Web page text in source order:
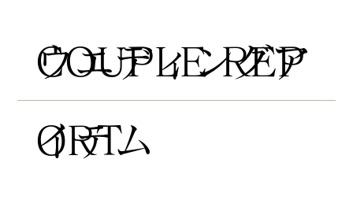
COUPLE REP
ORT
​ウエディングア
イテム